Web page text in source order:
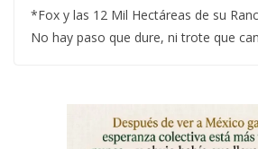
*Fox y las 12 Mil Hectáreas de su
No hay paso que dure, ni trote que